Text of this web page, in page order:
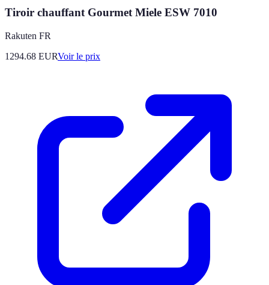
Tiroir chauffant Gourmet Miele ESW 7010
Rakuten FR
1294.68 EURVoir le prix